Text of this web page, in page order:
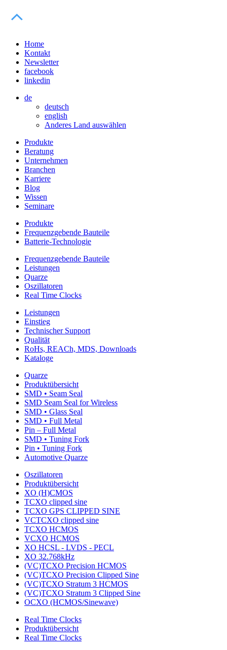
Home
Kontakt
Newsletter
facebook
linkedin
de
deutsch
english
Anderes Land auswählen
Produkte
Beratung
Unternehmen
Branchen
Karriere
Blog
Wissen
Seminare
Produkte
Frequenzgebende Bauteile
Batterie-Technologie
Frequenzgebende Bauteile
Leistungen
Quarze
Oszillatoren
Real Time Clocks
Leistungen
Einstieg
Technischer Support
Qualität
RoHs, REACh, MDS, Downloads
Kataloge
Quarze
Produktübersicht
SMD • Seam Seal
SMD Seam Seal for Wireless
SMD • Glass Seal
SMD • Full Metal
Pin – Full Metal
SMD • Tuning Fork
Pin • Tuning Fork
Automotive Quarze
Oszillatoren
Produktübersicht
XO (H)CMOS
TCXO clipped sine
TCXO GPS CLIPPED SINE
VCTCXO clipped sine
TCXO HCMOS
VCXO HCMOS
XO HCSL - LVDS - PECL
XO 32.768kHz
(VC)TCXO Precision HCMOS
(VC)TCXO Precision Clipped Sine
(VC)TCXO Stratum 3 HCMOS
(VC)TCXO Stratum 3 Clipped Sine
OCXO (HCMOS/Sinewave)
Real Time Clocks
Produktübersicht
Real Time Clocks